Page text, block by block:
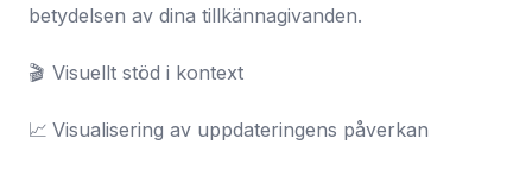
betydelsen av dina tillkännagivanden.
🎬	Visuellt stöd i kontext
📈	Visualisering av uppdateringens påverkan